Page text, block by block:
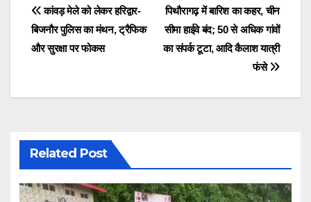
Post
navigation
पिथौरागढ़ में बारिश का कहर, चीन
सीमा हाईवे बंद; 50 से अधिक गांवों
का संपर्क टूटा, आदि कैलाश यात्री
फंसे
कांवड़ मेले को लेकर हरिद्वार-
बिजनौर पुलिस का मंथन, ट्रैफिक
और सुरक्षा पर फोकस
Related Post